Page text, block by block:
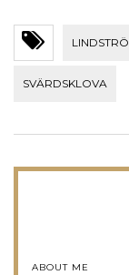
SVÄRDSKLOVA
ABOUT ME